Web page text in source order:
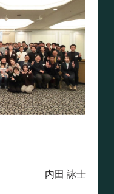
内田 詠士